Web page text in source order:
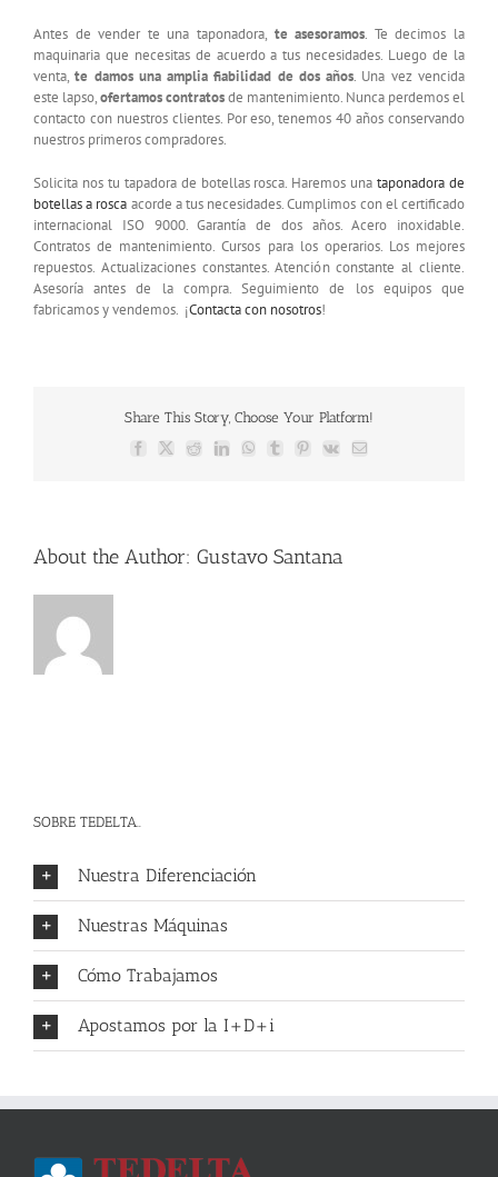
Antes de vender te una taponadora, te asesoramos. Te decimos la
maquinaria que necesitas de acuerdo a tus necesidades. Luego de la
venta,te damos una amplia fiabilidad de dos años. Una vez vencida
este lapso,ofertamos contratosde mantenimiento. Nunca perdemos el
contacto con nuestros clientes. Por eso, tenemos 40 años conservando
nuestros primeros compradores.
Solicita nos tu tapadora de botellas rosca. Haremos unataponadora de
botellas a rosca acorde a tus necesidades. Cumplimos con el certificado
internacional ISO 9000. Garantía de dos años. Acero inoxidable.
Contratos de mantenimiento. Cursos para los operarios. Los mejores
repuestos. Actualizaciones constantes. Atención constante al cliente.
Asesoría antes de la compra. Seguimiento de los equipos que
fabricamos y vendemos. ¡Contacta con nosotros!
Share This Story, Choose Your Platform!
Facebook
X RedditLinkedInWhatsApp
TumblrPinterest
Vk Email
About the Author: Gustavo Santana
SOBRE TEDELTA..
Nuestra Diferenciación
Nuestras Máquinas
Cómo Trabajamos
Apostamos por la I+D+i